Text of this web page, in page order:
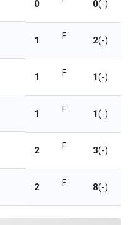
0 0(-)
1 F 2(-)
1 F 1(-)
1 F 1(-)
2 F 3(-)
2 F 8(-)